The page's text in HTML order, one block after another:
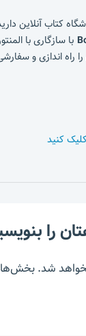
کتاب آنلاین
با سازگاری با
راه اندازی و
کنید
را
شد.